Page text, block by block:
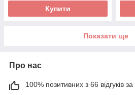
Купити
Показати ще
Про нас
100% позитивних з 66 відгуків за